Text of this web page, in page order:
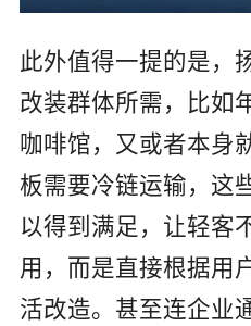
此外值得一提的是，
改装群体所需，比如
咖啡馆，又或者本身
板需要冷链运输，这
以得到满足，让轻客
用，而是直接根据用
活改造。甚至连企业